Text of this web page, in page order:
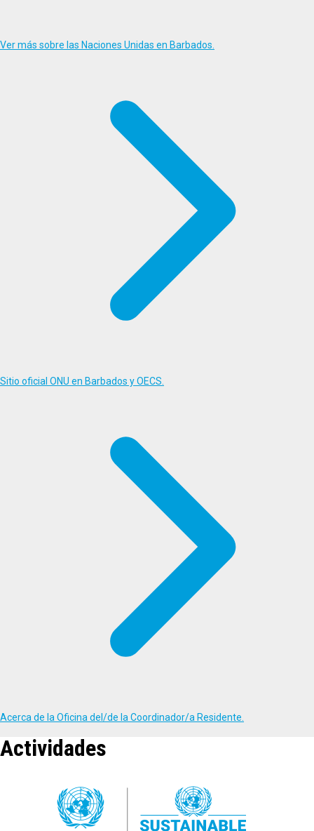
Ver más sobre las Naciones Unidas en Barbados.
Sitio oficial ONU en Barbados y OECS.
Acerca de la Oficina del/de la Coordinador/a Residente.
Actividades